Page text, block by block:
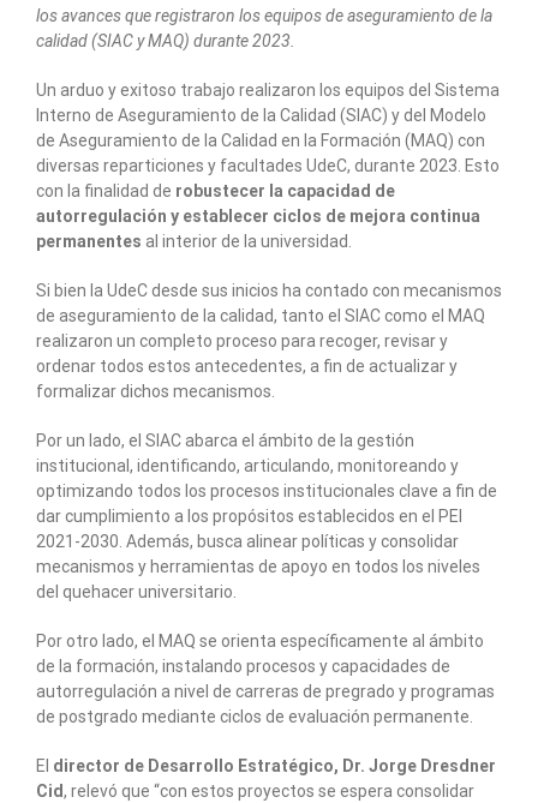
los avances que registraron los equipos de aseguramiento de la
calidad (SIAC y MAQ) durante 2023.
Un arduo y exitoso trabajo realizaron los equipos del Sistema
Interno de Aseguramiento de la Calidad (SIAC) y del Modelo
de Aseguramiento de la Calidad en la Formación (MAQ) con
diversas reparticiones y facultades UdeC, durante 2023. Esto
con la finalidad de robustecer la capacidad de
autorregulación y establecer ciclos de mejora continua
permanentes al interior de la universidad.
Si bien la UdeC desde sus inicios ha contado con mecanismos
de aseguramiento de la calidad, tanto el SIAC como el MAQ
realizaron un completo proceso para recoger, revisar y
ordenar todos estos antecedentes, a fin de actualizar y
formalizar dichos mecanismos.
Por un lado, el SIAC abarca el ámbito de la gestión
institucional, identificando, articulando, monitoreando y
optimizando todos los procesos institucionales clave a fin de
dar cumplimiento a los propósitos establecidos en el PEI
2021-2030. Además, busca alinear políticas y consolidar
mecanismos y herramientas de apoyo en todos los niveles
del quehacer universitario.
Por otro lado, el MAQ se orienta específicamente al ámbito
de la formación, instalando procesos y capacidades de
autorregulación a nivel de carreras de pregrado y programas
de postgrado mediante ciclos de evaluación permanente.
El director de Desarrollo Estratégico, Dr. Jorge Dresdner
Cid, relevó que “con estos proyectos se espera consolidar